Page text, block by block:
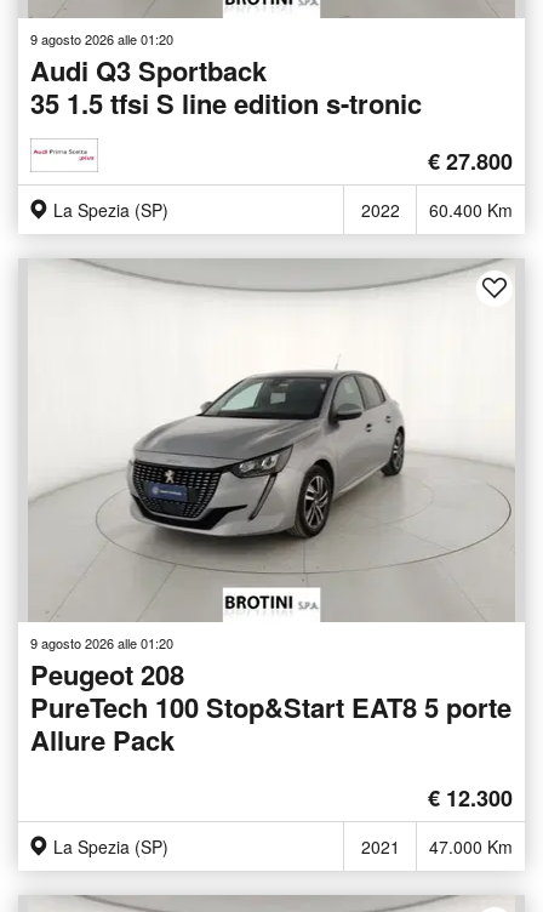
9 agosto 2026 alle 01:20
Audi Q3 Sportback
35 1.5 tfsi S line edition s-tronic
€ 27.800
La Spezia (SP) 2022 60.400 Km
9 agosto 2026 alle 01:20
Peugeot 208
PureTech 100 Stop&Start EAT8 5 porte
Allure Pack
€ 12.300
La Spezia (SP) 2021 47.000 Km